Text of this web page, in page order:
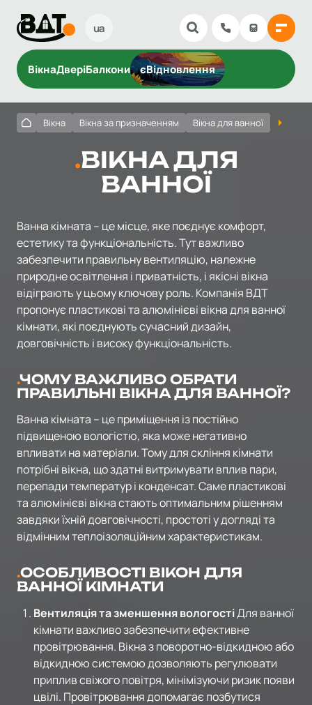
ua
ВікнаДверіБалкони єВідновлення
Вікна Вікна за призначенням Вікна для ванної
ВІКНА ДЛЯ
ВАННОЇ
Ванна кімната – це місце, яке поєднує комфорт,
естетику та функціональність. Тут важливо
забезпечити правильну вентиляцію, належне
природне освітлення і приватність, і якісні вікна
відіграють у цьому ключову роль. Компанія ВДТ
пропонує пластикові та алюмінієві вікна для ванної
кімнати, які поєднують сучасний дизайн,
довговічність і високу функціональність.
ЧОМУ ВАЖЛИВО ОБРАТИ
ПРАВИЛЬНІ ВІКНА ДЛЯ ВАННОЇ?
Ванна кімната – це приміщення із постійно
підвищеною вологістю, яка може негативно
впливати на матеріали. Тому для скління кімнати
потрібні вікна, що здатні витримувати вплив пари,
перепади температур і конденсат. Саме пластикові
та алюмінієві вікна стають оптимальним рішенням
завдяки їхній довговічності, простоті у догляді та
відмінним теплоізоляційним характеристикам.
ОСОБЛИВОСТІ ВІКОН ДЛЯ
ВАННОЇ КІМНАТИ
Вентиляція та зменшення вологостіДля ванної
кімнати важливо забезпечити ефективне
провітрювання. Вікна з поворотно-відкидною або
відкидною системою дозволяють регулювати
приплив свіжого повітря, мінімізуючи ризик появи
цвілі. Провітрювання допомагає позбутися